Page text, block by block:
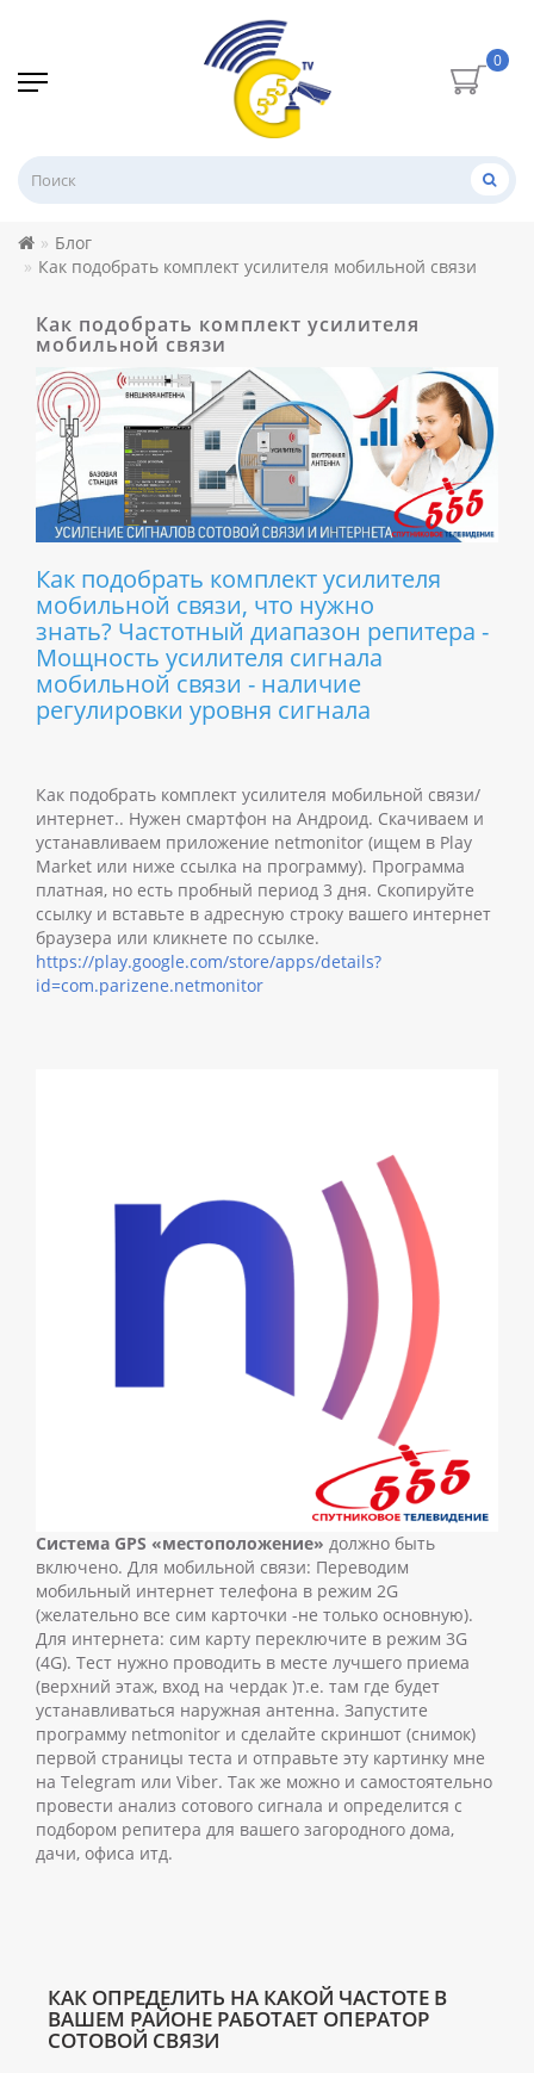
0
Блог
Как подобрать комплект усилителя мобильной связи
Как подобрать комплект усилителя
мобильной связи
Как подобрать комплект усилителя
мобильной связи, что нужно
знать? Частотный диапазон репитера -
Мощность усилителя сигнала
мобильной связи - наличие
регулировки уровня сигнала
Как подобрать комплект усилителя мобильной связи/
интернет.. Нужен смартфон на Андроид. Скачиваем и
устанавливаем приложение netmonitor (ищем в Play
Market или ниже ссылка на программу). Программа
платная, но есть пробный период 3 дня. Скопируйте
ссылку и вставьте в адресную строку вашего интернет
браузера или кликнете по ссылке.
https://play.google.com/store/apps/details?
id=com.parizene.netmonitor
Система GPS «местоположение» должно быть
включено. Для мобильной связи: Переводим
мобильный интернет телефона в режим 2G
(желательно все сим карточки -не только основную).
Для интернета: сим карту переключите в режим 3G
(4G). Тест нужно проводить в месте лучшего приема
(верхний этаж, вход на чердак )т.е. там где будет
устанавливаться наружная антенна. Запустите
программу netmonitor и сделайте скриншот (снимок)
первой страницы теста и отправьте эту картинку мне
на Telegram или Viber. Так же можно и самостоятельно
провести анализ сотового сигнала и определится с
подбором репитера для вашего загородного дома,
дачи, офиса итд.
КАК ОПРЕДЕЛИТЬ НА КАКОЙ ЧАСТОТЕ В
ВАШЕМ РАЙОНЕ РАБОТАЕТ ОПЕРАТОР
СОТОВОЙ СВЯЗИ